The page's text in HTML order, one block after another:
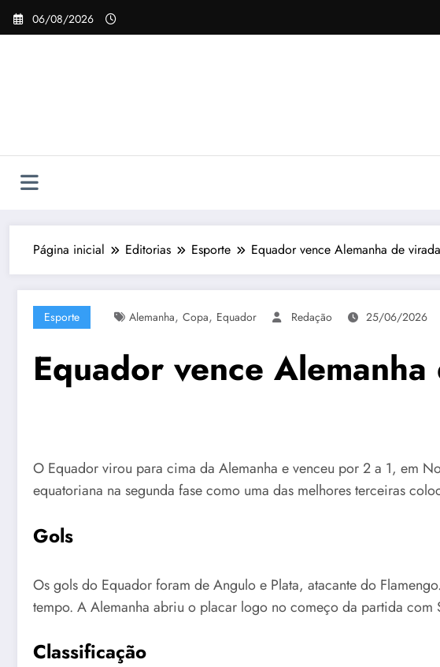
Pular
para
06/08/2026
Página inicial Editorias Esporte Equador vence Alemanha de
Esporte Alemanha, Copa, Equador Redação 25/06/2026
Equador vence
O Equador virou para cima da Alemanha e venceu por 2 a 1, em
equatoriana na segunda fase como uma das melhores terceiras
Gols
Os gols do Equador foram de Angulo e Plata, atacante do
tempo. A Alemanha abriu o placar logo no começo da partida com
Classificação